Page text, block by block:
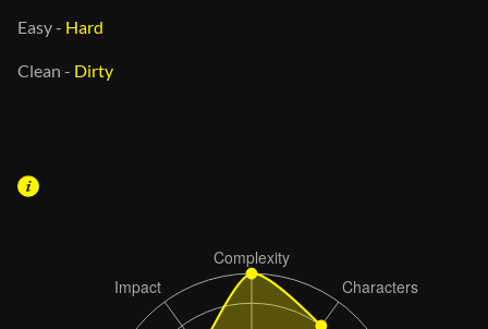
Easy- Hard
Clean - Dirty